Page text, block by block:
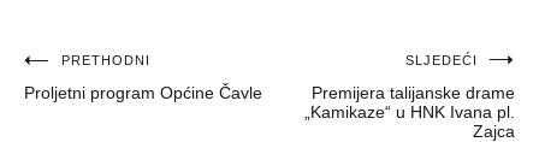
Navigacija
objava
PRETHODNI
Proljetni program Općine Čavle
SLJEDEĆI
Premijera talijanske drame
„Kamikaze“ u HNK Ivana pl.
Zajca